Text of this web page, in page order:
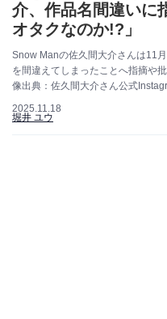
介、作品名間違いに
オタクなのか!?」
Snow Manの佐久間大介さんは11
を間違えてしまったことへ指摘や
像出典：佐久間大介さん公式
2025.11.18
堀井 ユウ